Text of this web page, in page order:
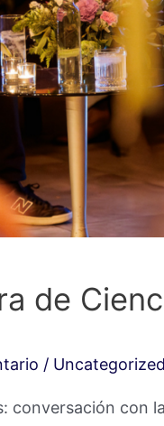
de
/ Uncategorized
conversación con